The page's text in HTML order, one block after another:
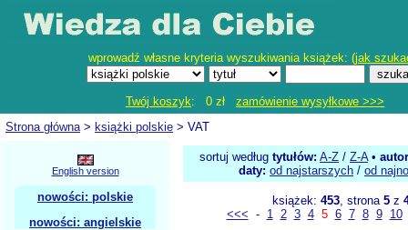
wprowadź własne kryteria wyszukiwania książek: (jak
Twój koszyk: 0 zł zamówienie wysyłkowe >>>
Strona główna> książki polskie > VAT
English version
nowości: polskie
nowości: angielskie
sortuj według tytułów: A-Z / Z-A•
daty: od najstarszych / od
książek: 453, strona 5z
<<< - 1 2 3 4 5 6 7 8 9 10